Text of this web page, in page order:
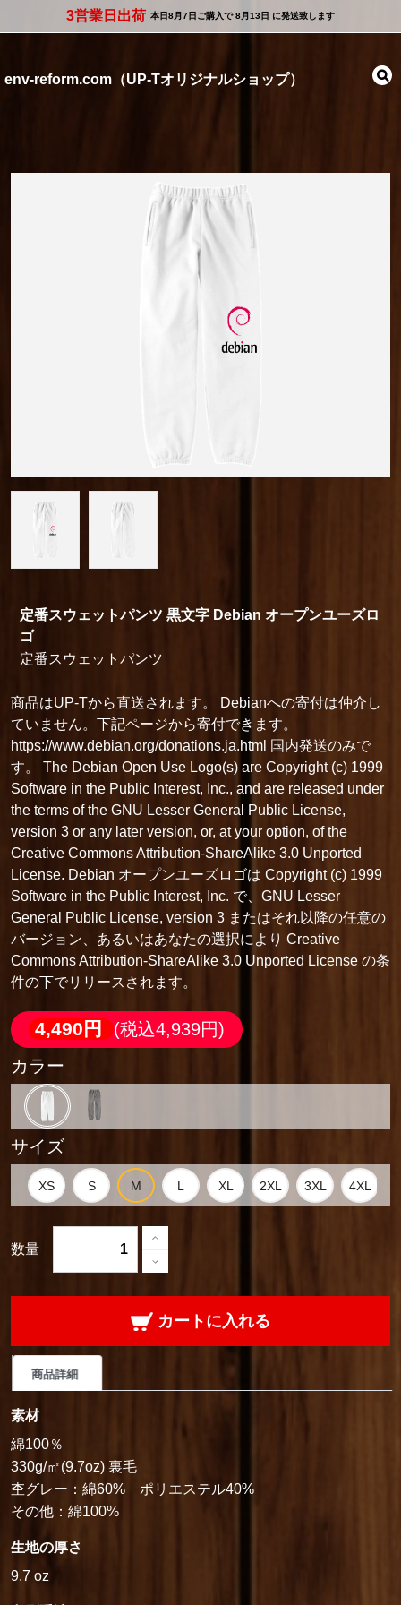
3営業日出荷 本日8月7日 ご購入で8月13日 に発送致します
env-reform.com（UP-Tオリジナルショップ）
定番スウェットパンツ 黒文字 Debian オープンユーズロ
ゴ
定番スウェットパンツ
商品はUP-Tから直送されます。 Debianへの寄付は仲介し
ていません。下記ページから寄付できます。
https://www.debian.org/donations.ja.html 国内発送のみで
す。 The Debian Open Use Logo(s) are Copyright (c) 1999
Software in the Public Interest, Inc., and are released under
the terms of the GNU Lesser General Public License,
version 3 or any later version, or, at your option, of the
Creative Commons Attribution-ShareAlike 3.0 Unported
License. Debian オープンユーズロゴは Copyright (c) 1999
Software in the Public Interest, Inc. で、GNU Lesser
General Public License, version 3 またはそれ以降の任意の
バージョン、あるいはあなたの選択により Creative
Commons Attribution-ShareAlike 3.0 Unported License の条
件の下でリリースされます。
4,490円
(税込4,939円)
カラー
サイズ
数量
カートに入れる
商品詳細
素材
綿100％
330g/㎡(9.7oz) 裏毛
杢グレー：綿60% ポリエステル40%
その他：綿100%
生地の厚さ
9.7 oz